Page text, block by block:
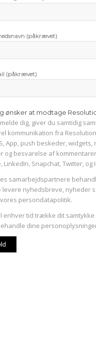
(påkrævet)
(påkrævet)
ønsker at modtage
dig, giver du samtidig
kommunikation fra
App, push beskeder,
og besvarelse af
LinkedIn, Snapchat, Twitter, og
samarbejdspartnere
levere nyhedsbreve, nyheder
persondatapolitik.
enhver tid trække dit
dine